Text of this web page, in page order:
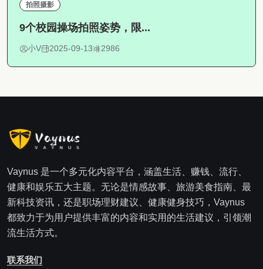
拍照摄影
9个校园操场拍照姿势，限...
小V 2025-09-13 2986
Vaynus 是一个多元化内容平台，涵盖生活、赚钱、流行、
健康和娱乐五大主题。无论是情感故事、旅游美食指南、最
新科技资讯，还是职场理财建议、健康健身技巧，Vaynus
都致力于为用户提供丰富的内容和实用的生活建议，引领潮
流生活方式。
联系我们